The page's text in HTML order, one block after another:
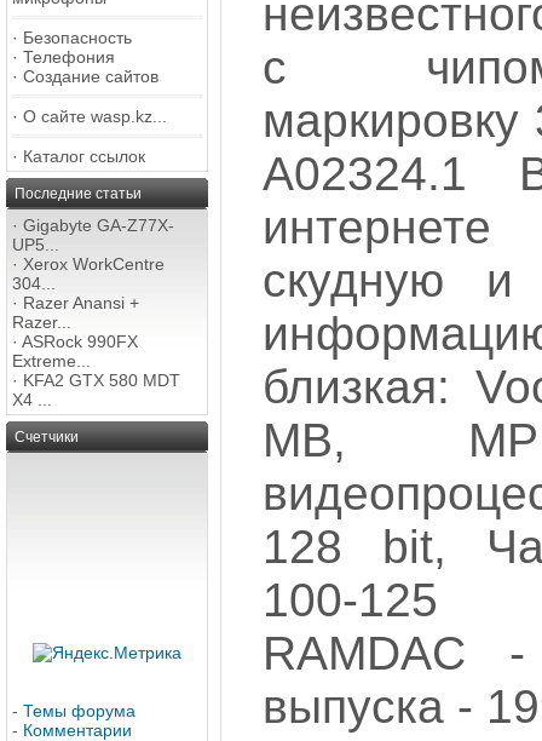
· Безопасность
· Телефония
· Создание сайтов
· О сайте wasp.kz...
· Каталог ссылок
Последние статьи
· Gigabyte GA-Z77X-
UP5...
· Xerox WorkCentre
304...
· Razer Anansi +
Razer...
· ASRock 990FX
Extreme...
· KFA2 GTX 580 MDT
X4 ...
Счетчики
- Темы форума
- Комментарии
с
А02324.1
скудную и
близкая:
MB,
128 bit,
100-125
RAMDAC
выпуска -